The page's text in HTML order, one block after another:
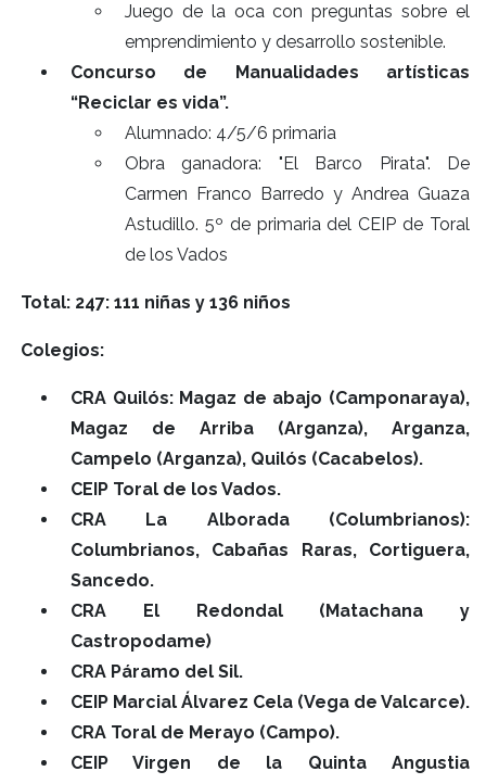
Juego de la oca con preguntas sobre el
emprendimiento y desarrollo sostenible.
Concurso de Manualidades artísticas
“Reciclar es vida”.
Alumnado: 4/5/6 primaria
Obra ganadora: "El Barco Pirata". De
Carmen Franco Barredo y Andrea Guaza
Astudillo. 5º de primaria del CEIP de Toral
de los Vados
Total: 247: 111 niñas y 136 niños
Colegios:
CRA Quilós: Magaz de abajo (Camponaraya),
Magaz de Arriba (Arganza), Arganza,
Campelo (Arganza), Quilós (Cacabelos).
CEIP Toral de los Vados.
CRA La Alborada (Columbrianos):
Columbrianos, Cabañas Raras, Cortiguera,
Sancedo.
CRA El Redondal (Matachana y
Castropodame)
CRA Páramo del Sil.
CEIP Marcial Álvarez Cela (Vega de Valcarce).
CRA Toral de Merayo (Campo).
CEIP Virgen de la Quinta Angustia